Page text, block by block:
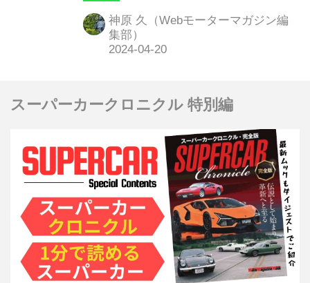
A/T4（ジオランダー・エイティフォ
ー）」を全世界で販売開始。新しいス
タンダードオールテレーンとして、見
そく、その本領を確かめてきました。
神原 久（Webモーターマガジン編
集部）
スーパーカークロニクル 特別編